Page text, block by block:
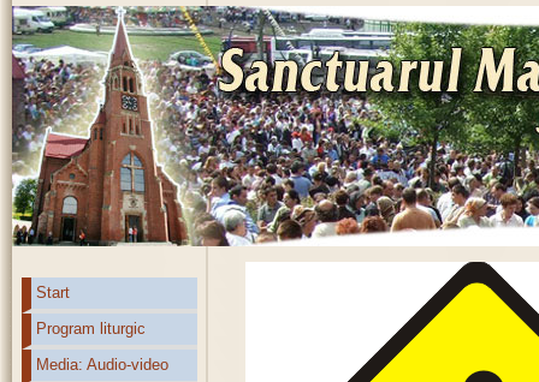
Start
Program liturgic
Media: Audio-video